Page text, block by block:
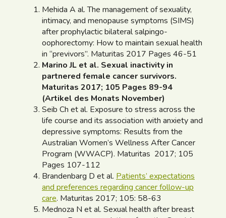
Mehida A al. The management of sexuality,
intimacy, and menopause symptoms (SIMS)
after prophylactic bilateral salpingo-
oophorectomy: How to maintain sexual health
in “previvors”. Maturitas 2017 Pages 46-51
Marino JL et al. Sexual inactivity in
partnered female cancer survivors.
Maturitas 2017; 105 Pages 89-94
(Artikel des Monats November)
Seib Ch et al. Exposure to stress across the
life course and its association with anxiety and
depressive symptoms: Results from the
Australian Women’s Wellness After Cancer
Program (WWACP). Maturitas 2017; 105
Pages 107-112
Brandenbarg D et al. Patients’ expectations
and preferences regarding cancer follow-up
care. Maturitas 2017; 105: 58-63
Mednoza N et al. Sexual health after breast